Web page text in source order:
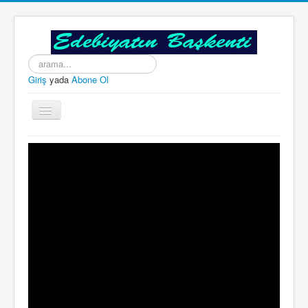
arama...
Giriş yada Abone Ol
Gezinme
geçişini
Edebiyatın Başkenti